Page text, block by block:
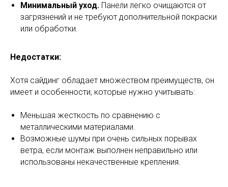
Минимальный уход. Панели легко очищаются от
загрязнений и не требуют дополнительной покраски
или обработки.
Недостатки:
Хотя сайдинг обладает множеством преимуществ, он
имеет и особенности, которые нужно учитывать:
Меньшая жесткость по сравнению с
металлическими материалами.
Возможные шумы при очень сильных порывах
ветра, если монтаж выполнен неправильно или
использованы некачественные крепления.